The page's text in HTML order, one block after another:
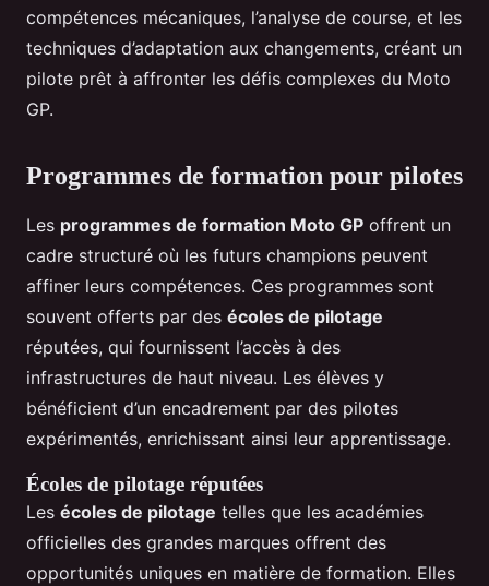
compétences mécaniques, l’analyse de course, et les
techniques d’adaptation aux changements, créant un
pilote prêt à affronter les défis complexes du Moto
GP.
Programmes de formation pour pilotes
Les programmes de formation Moto GP offrent un
cadre structuré où les futurs champions peuvent
affiner leurs compétences. Ces programmes sont
souvent offerts par des écoles de pilotage
réputées, qui fournissent l’accès à des
infrastructures de haut niveau. Les élèves y
bénéficient d’un encadrement par des pilotes
expérimentés, enrichissant ainsi leur apprentissage.
Écoles de pilotage réputées
Les écoles de pilotage telles que les académies
officielles des grandes marques offrent des
opportunités uniques en matière de formation. Elles